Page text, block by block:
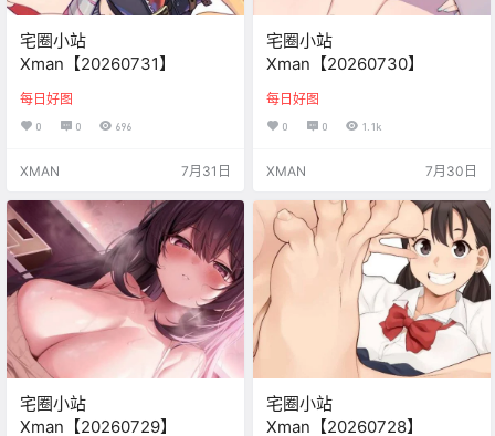
宅圈小站
Xman【20260731】
每日好图
0 0 696
XMAN 7月31日
宅圈小站
Xman【20260730】
每日好图
0 0 1.1k
XMAN 7月30日
宅圈小站
Xman【20260729】
宅圈小站
Xman【20260728】